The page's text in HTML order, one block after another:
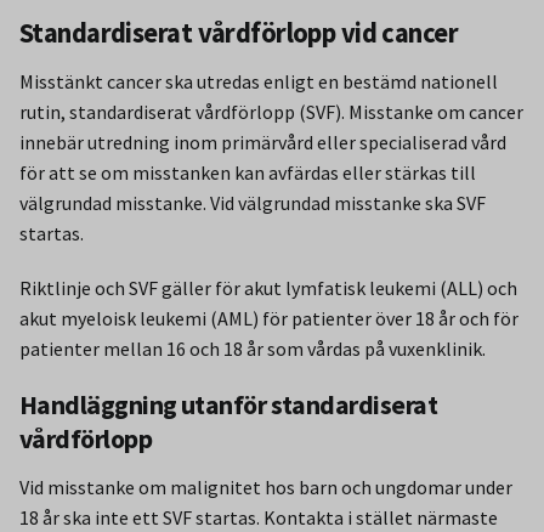
Standardiserat vårdförlopp vid cancer
Misstänkt cancer ska utredas enligt en bestämd nationell
rutin, standardiserat vårdförlopp (SVF). Misstanke om cancer
innebär utredning inom primärvård eller specialiserad vård
för att se om misstanken kan avfärdas eller stärkas till
välgrundad misstanke. Vid välgrundad misstanke ska SVF
startas.
Riktlinje och SVF gäller för akut lymfatisk leukemi (ALL) och
akut myeloisk leukemi (AML) för patienter över 18 år och för
patienter mellan 16 och 18 år som vårdas på vuxenklinik.
Handläggning utanför standardiserat
vårdförlopp
Vid misstanke om malignitet hos barn och ungdomar under
18 år ska inte ett SVF startas. Kontakta i stället närmaste